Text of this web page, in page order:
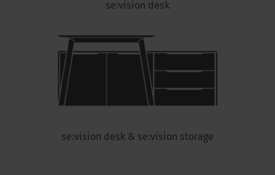
se:vision desk
se:vision desk & se:vision storage